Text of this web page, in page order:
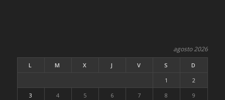
agosto 2026
L M X J V S
D
1
2
3
4 5 6 7 8
9